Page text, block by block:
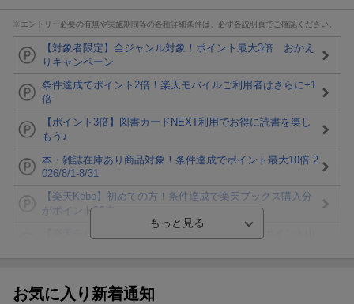
※エントリー必要の有無や実施期間等の各種詳細条件は、必ず各説明頁でご確認ください。
【対象者限定】全ジャンル対象！ポイント最大3倍 おかえ
りキャンペーン
条件達成でポイント2倍！楽天モバイルご利用者はさらに+1
倍
【ポイント3倍】図書カードNEXT利用でお得に読書を楽し
もう♪
本・雑誌在庫あり商品対象！条件達成でポイント最大10倍 2
026/8/1-8/31
【楽天Kobo】初めての方！条件達成で楽天ブックス購入分
がポイント20倍
ト山分け
お気に入り新着通知